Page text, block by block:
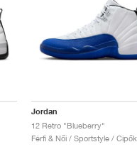
Jordan
12 Retro "Blueberry"
Férfi & Női / Sportstyle / Cipők